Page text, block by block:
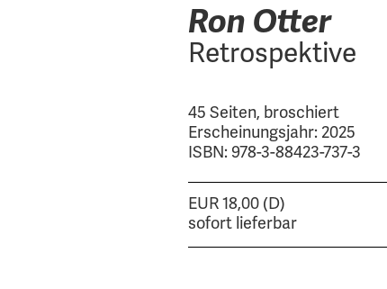
Ron Otter
Retrospektive
45 Seiten, broschiert
Erscheinungsjahr: 2025
ISBN: 978-3-88423-737-3
EUR 18,00 (D)
sofort lieferbar